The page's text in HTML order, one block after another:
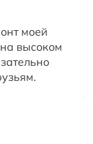
моей
высоком